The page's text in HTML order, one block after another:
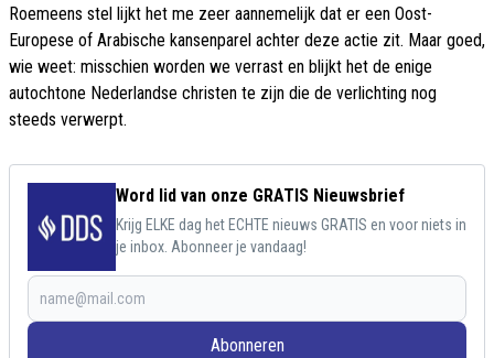
Roemeens stel lijkt het me zeer aannemelijk dat er een Oost-
Europese of Arabische kansenparel achter deze actie zit. Maar goed,
wie weet: misschien worden we verrast en blijkt het de enige
autochtone Nederlandse christen te zijn die de verlichting nog
steeds verwerpt.
Word lid van onze GRATIS Nieuwsbrief
Krijg ELKE dag het ECHTE nieuws GRATIS en voor niets in
je inbox. Abonneer je vandaag!
Abonneren